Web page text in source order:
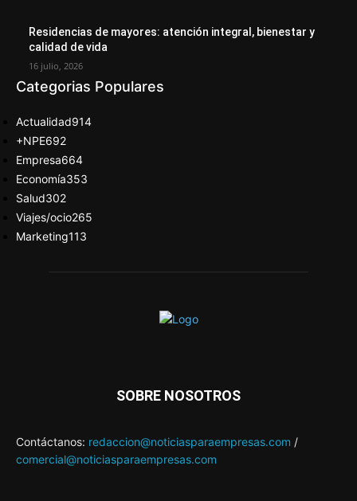
Residencias de mayores: atención integral, bienestar y
calidad de vida
16 julio, 2026
Categorias Populares
Actualidad914
+NPE692
Empresa664
Economía353
Salud302
Viajes/ocio265
Marketing113
SOBRE NOSOTROS
Contáctanos: redaccion@noticiasparaempresas.com /
comercial@noticiasparaempresas.com